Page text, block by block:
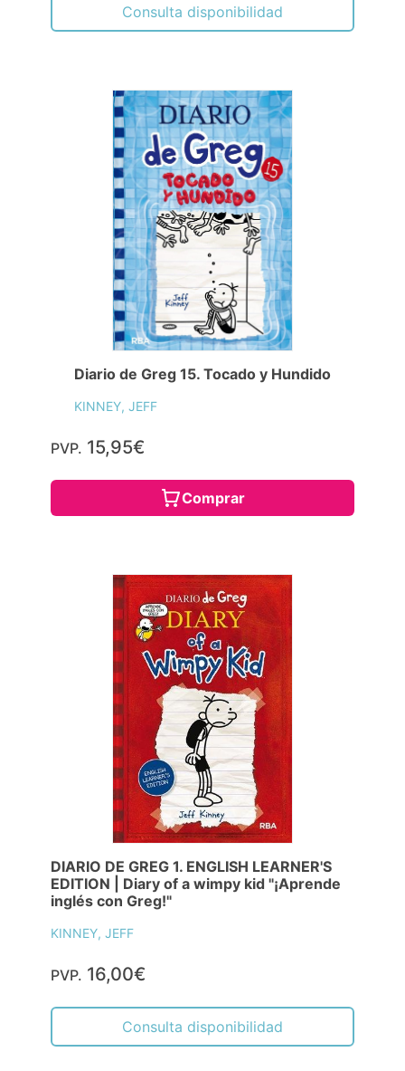
Consulta disponibilidad
Diario de Greg 15. Tocado y Hundido
KINNEY, JEFF
PVP. 15,95€
Comprar
DIARIO DE GREG 1. ENGLISH LEARNER'S
EDITION | Diary of a wimpy kid "¡Aprende
inglés con Greg!"
KINNEY, JEFF
PVP. 16,00€
Consulta disponibilidad